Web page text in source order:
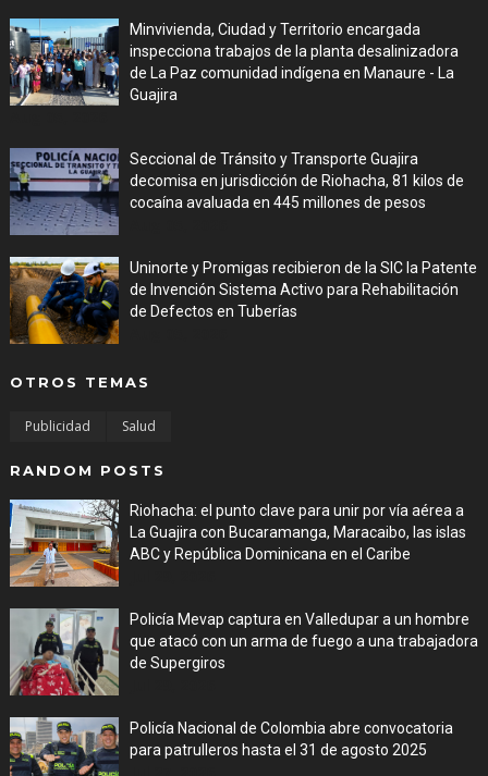
Minvivienda, Ciudad y Territorio encargada
inspecciona trabajos de la planta desalinizadora
de La Paz comunidad indígena en Manaure - La
Guajira
Seccional de Tránsito y Transporte Guajira
decomisa en jurisdicción de Riohacha, 81 kilos de
cocaína avaluada en 445 millones de pesos
Uninorte y Promigas recibieron de la SIC la Patente
de Invención Sistema Activo para Rehabilitación
de Defectos en Tuberías
OTROS TEMAS
Publicidad Salud
RANDOM POSTS
Riohacha: el punto clave para unir por vía aérea a
La Guajira con Bucaramanga, Maracaibo, las islas
ABC y República Dominicana en el Caribe
Policía Mevap captura en Valledupar a un hombre
que atacó con un arma de fuego a una trabajadora
de Supergiros
Policía Nacional de Colombia abre convocatoria
para patrulleros hasta el 31 de agosto 2025